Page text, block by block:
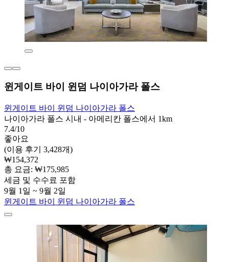
윈게이트 바이 윈덤 나이아가라 폴스
윈게이트 바이 윈덤 나이아가라 폴스
나이아가라 폴스 시내 - 아메리칸 폴스에서 1km
7.4/10
좋아요
(이용 후기 3,428개)
₩154,372
총 요금: ₩175,985
세금 및 수수료 포함
9월 1일 ~ 9월 2일
윈게이트 바이 윈덤 나이아가라 폴스